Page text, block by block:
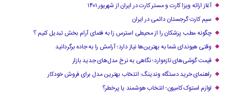
آغاز ارائه ویزا کارت و مستر کارت در ایران از شهریور ۱۴۰۱
سیم کارت گرجستان دائمی در ایران
چگونه مطب پزشکان را از محیطی استرس زا به فضای آرام بخش تبدیل کنیم ؟
وقتی هیوندای شما به بهترین‌ها نیاز دارد؛ آرامش را به جاده برگردانید
قیمت گوشی‌های تازه‌وارد؛ نگاهی به نرخ مدل‌های جدید بازار
راهنمای خرید دستگاه وندینگ: انتخاب بهترین مدل برای فروش خودکار
لوازم استوک کامیون؛ انتخاب هوشمند یا پرخطر؟